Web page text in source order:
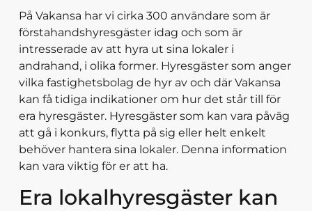
På Vakansa har vi cirka 300 användare som är
förstahandshyresgäster idag och som är
intresserade av att hyra ut sina lokaler i
andrahand, i olika former. Hyresgäster som anger
vilka fastighetsbolag de hyr av och där Vakansa
kan få tidiga indikationer om hur det står till för
era hyresgäster. Hyresgäster som kan vara påväg
att gå i konkurs, flytta på sig eller helt enkelt
behöver hantera sina lokaler. Denna information
kan vara viktig för er att ha.
Era lokalhyresgäster kan